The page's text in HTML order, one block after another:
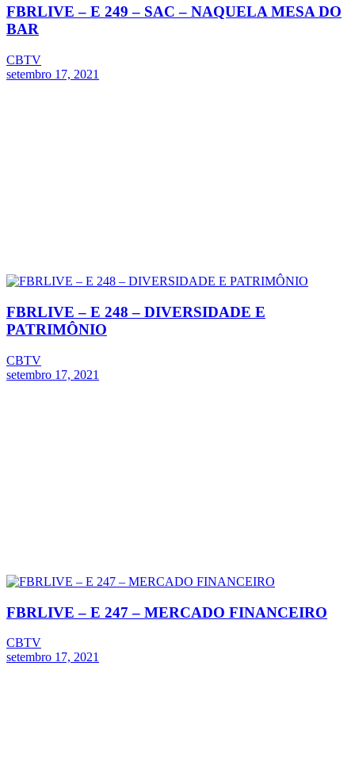
FBRLIVE – E 249 – SAC – NAQUELA MESA DO
BAR
CBTV
setembro 17, 2021
FBRLIVE – E 248 – DIVERSIDADE E
PATRIMÔNIO
CBTV
setembro 17, 2021
FBRLIVE – E 247 – MERCADO FINANCEIRO
CBTV
setembro 17, 2021